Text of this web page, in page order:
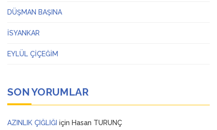
DÜŞMAN BAŞINA
İSYANKAR
EYLÜL ÇİÇEĞİM
SON YORUMLAR
AZINLIK ÇIĞLIĞI için Hasan TURUNÇ